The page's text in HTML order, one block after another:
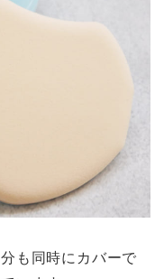
も同時にカバーで